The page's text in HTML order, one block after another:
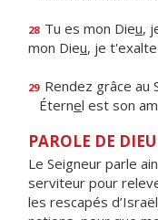
28 Tu es mon Dieu,
mon Dieu, je t'exalte
29 Rendez grâce au
Éternel est son
PAROLE DE
Le Seigneur parle
serviteur pour
les rescapés